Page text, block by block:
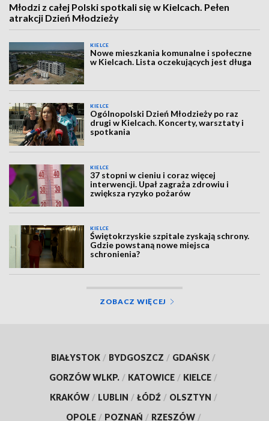
Młodzi z całej Polski spotkali się w Kielcach. Pełen
atrakcji Dzień Młodzieży
KIELCE
Nowe mieszkania komunalne i społeczne
w Kielcach. Lista oczekujących jest długa
KIELCE
Ogólnopolski Dzień Młodzieży po raz
drugi w Kielcach. Koncerty, warsztaty i
spotkania
KIELCE
37 stopni w cieniu i coraz więcej
interwencji. Upał zagraża zdrowiu i
zwiększa ryzyko pożarów
KIELCE
Świętokrzyskie szpitale zyskają schrony.
Gdzie powstaną nowe miejsca
schronienia?
ZOBACZ WIĘCEJ
BIAŁYSTOK / BYDGOSZCZ / GDAŃSK /
GORZÓW WLKP. / KATOWICE / KIELCE /
KRAKÓW / LUBLIN / ŁÓDŹ / OLSZTYN /
OPOLE / POZNAŃ / RZESZÓW /